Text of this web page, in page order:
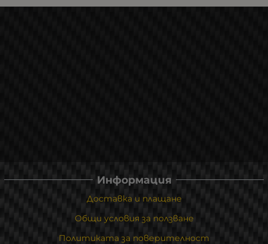
Информация
Доставка и плащане
Общи условия за ползване
Политиката за поверителност